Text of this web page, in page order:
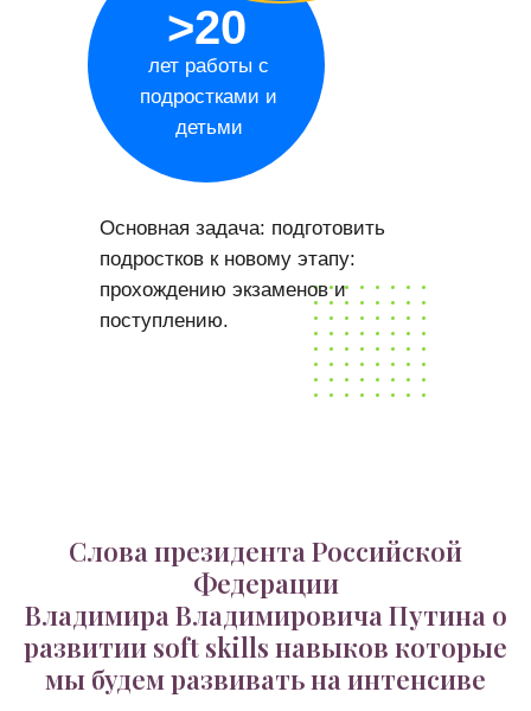
>20
лет работы с
подростками и
детьми
Основная задача: подготовить
подростков к новому этапу:
прохождению экзаменов и
поступлению.
Слова президента Российской
Федерации
Владимира Владимировича Путина о
развитии soft skills навыков которые
мы будем развивать на интенсиве